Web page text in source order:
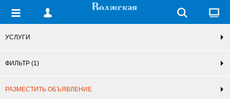
УСЛУГИ
ФИЛЬТР (1)
РАЗМЕСТИТЬ ОБЪЯВЛЕНИЕ